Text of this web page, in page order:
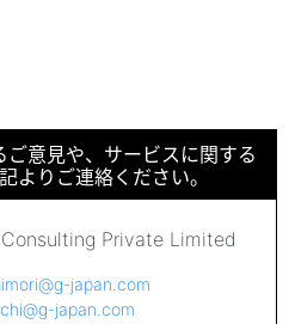
意見や、サービスに関する
よりご連絡ください。
japan.com
japan.com